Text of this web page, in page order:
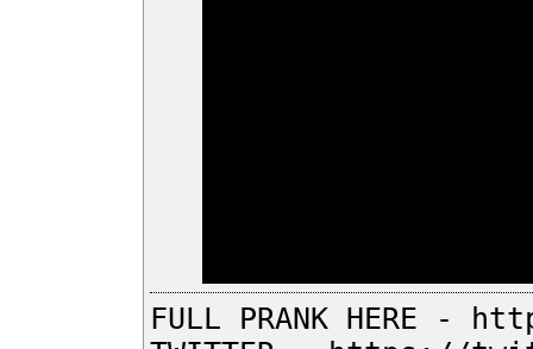
FULL PRANK HERE -